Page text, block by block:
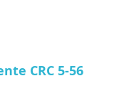
CRC 5-56